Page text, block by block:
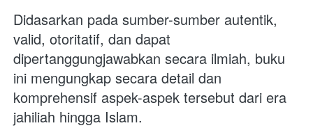
Didasarkan pada sumber-sumber autentik,
valid, otoritatif, dan dapat
dipertanggungjawabkan secara ilmiah, buku
ini mengungkap secara detail dan
komprehensif aspek-aspek tersebut dari era
jahiliah hingga Islam.